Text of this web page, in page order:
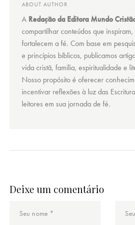
ABOUT AUTHOR
A Redação da Editora Mundo
compartilhar conteúdos que
fortalecem a fé. Com base em
e princípios bíblicos, publicamos
vida cristã, família, espiritualidade e
Nosso propósito é oferecer
incentivar reflexões à luz das
leitores em sua jornada de fé.
Deixe um comentário